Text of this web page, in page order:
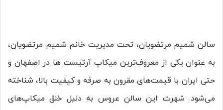
سالن شمیم مرتضویان، تحت مدیریت خانم شمیم مرتضویان،
به عنوان یکی از معروف‌ترین میکاپ آرتیست ها در اصفهان و
حتی ایران با قیمت‌های مقرون به صرفه و کیفیت بالا، شناخته
می‌شود. شهرت این سالن عروس به دلیل خلق میکاپ‌های